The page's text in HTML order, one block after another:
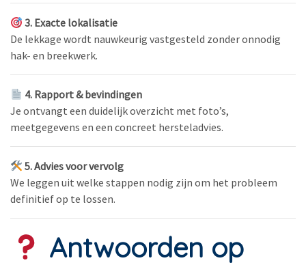
3. Exacte lokalisatie
De lekkage wordt nauwkeurig vastgesteld zonder onnodig
hak- en breekwerk.
4. Rapport & bevindingen
Je ontvangt een duidelijk overzicht met foto’s,
meetgegevens en een concreet hersteladvies.
5. Advies voor vervolg
We leggen uit welke stappen nodig zijn om het probleem
definitief op te lossen.
Antwoorden op